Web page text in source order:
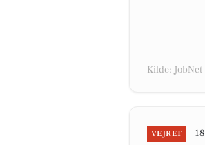
Kilde: JobNet
VEJRET